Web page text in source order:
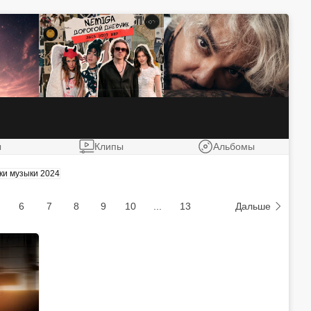
Клипы Альбомы
музыки 2024
6 7 8 9 10 13 Дальше